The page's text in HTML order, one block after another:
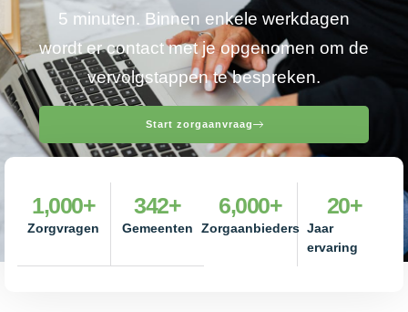
5 minuten. Binnen enkele werkdagen
wordt er contact met je opgenomen om de
vervolgstappen te bespreken.
Start zorgaanvraag
Zorgvragen
1,000+
Gemeenten
342+
Zorgaanbieders
6,000+
Jaar
ervaring
20+